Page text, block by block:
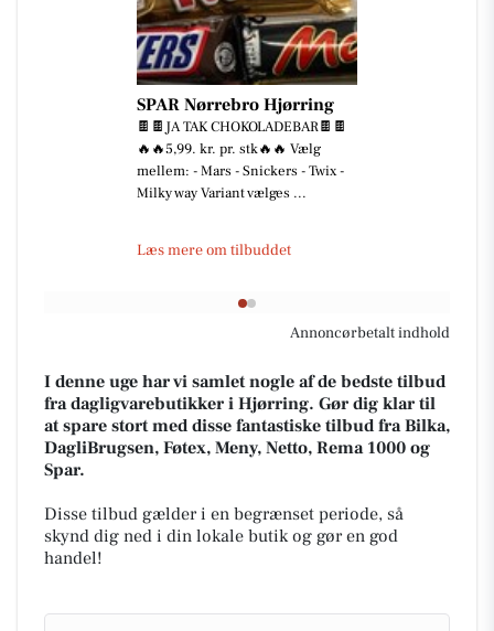
SPAR Nørrebro Hjørring
🍫🍫JA TAK CHOKOLADEBAR🍫🍫
🔥🔥5,99. kr. pr. stk🔥🔥 Vælg
mellem: - Mars - Snickers - Twix -
Milky way Variant vælges ...
Læs mere om tilbuddet
Annoncørbetalt indhold
I denne uge har vi samlet nogle af de bedste tilbud
fra dagligvarebutikker i Hjørring. Gør dig klar til
at spare stort med disse fantastiske tilbud fra Bilka,
DagliBrugsen, Føtex, Meny, Netto, Rema 1000 og
Spar.
Disse tilbud gælder i en begrænset periode, så
skynd dig ned i din lokale butik og gør en god
handel!